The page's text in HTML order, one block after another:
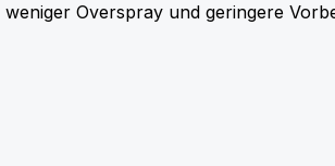
Overspray und geringere